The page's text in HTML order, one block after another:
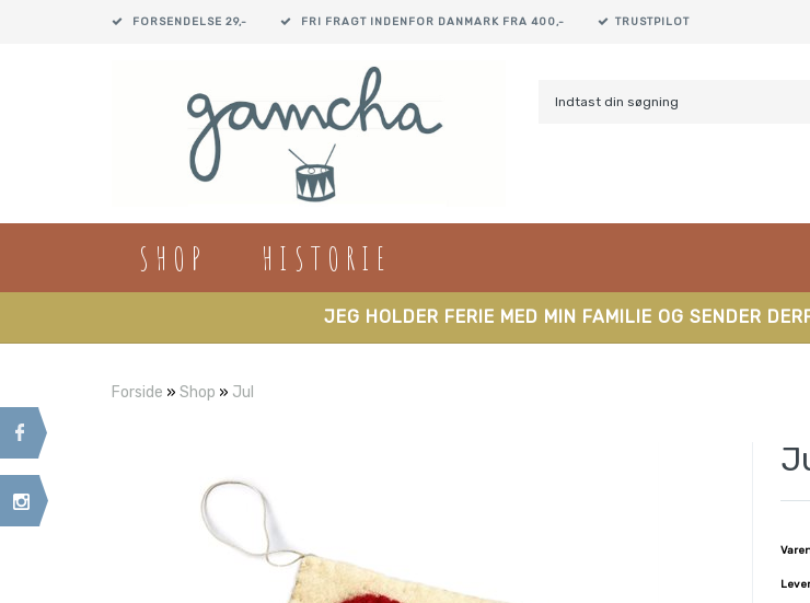
FORSENDELSE 29,- FRI FRAGT INDENFOR DANMARK FRA 400,- TRUSTPILOT
SHOP HISTORIE
JEG HOLDER FERIE MED MIN FAMILIE OG SENDER
Forside » Shop » Jul